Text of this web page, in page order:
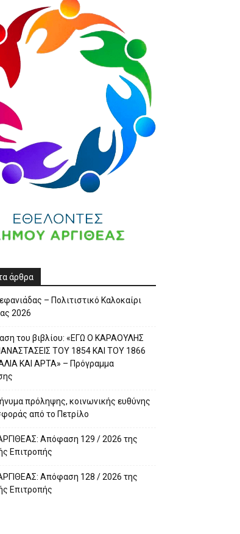
άρθρα
– Πολιτιστικό Καλοκαίρι
2026
του βιβλίου: «ΕΓΩ Ο ΚΑΡΑΟΥΛΗΣ
ΤΟΥ 1854 ΚΑΙ ΤΟΥ 1866
ΚΑΙ ΑΡΤΑ» – Πρόγραμμα
πρόληψης, κοινωνικής ευθύνης
από το Πετρίλο
Απόφαση 129 / 2026 της
Επιτροπής
Απόφαση 128 / 2026 της
Επιτροπής